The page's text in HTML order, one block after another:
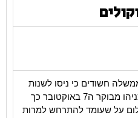
חשודים כי ניסו לשנות
ולשכתב פרוטוקולים לטובת נתניהו מבוקר ה7 באוקטובר כך
על שעומד להתרחש למרות